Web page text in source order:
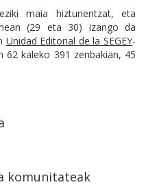
maia hiztunentzat, eta
(29 eta 30) izango da
Unidad Editorial de la SEGEY-
62 kaleko 391 zenbakian, 45
komunitateak